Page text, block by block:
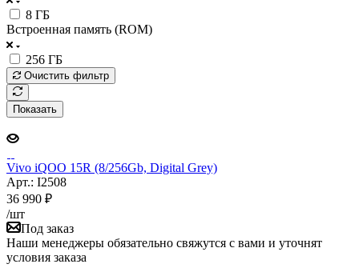
8 ГБ
Встроенная память (ROM)
256 ГБ
Очистить фильтр
Показать
Vivo iQOO 15R (8/256Gb, Digital Grey)
Арт.: I2508
36 990 ₽
/шт
Под заказ
Наши менеджеры обязательно свяжутся с вами и уточнят
условия заказа